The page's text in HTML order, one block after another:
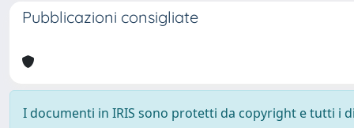
Pubblicazioni consigliate
I documenti in IRIS sono protetti da copyright e tutti i